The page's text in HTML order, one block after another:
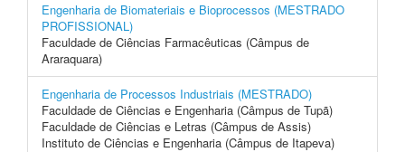
Engenharia de Biomateriais e Bioprocessos (MESTRADO
PROFISSIONAL)
Faculdade de Ciências Farmacêuticas (Câmpus de
Araraquara)
Engenharia de Processos Industriais (MESTRADO)
Faculdade de Ciências e Engenharia (Câmpus de Tupã)
Faculdade de Ciências e Letras (Câmpus de Assis)
Instituto de Ciências e Engenharia (Câmpus de Itapeva)